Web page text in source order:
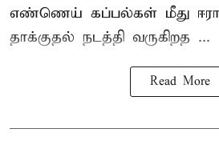
எண்ணெய் கப்பல்கள் மீது
தாக்குதல் நடத்தி வருகிறத ...
Read More